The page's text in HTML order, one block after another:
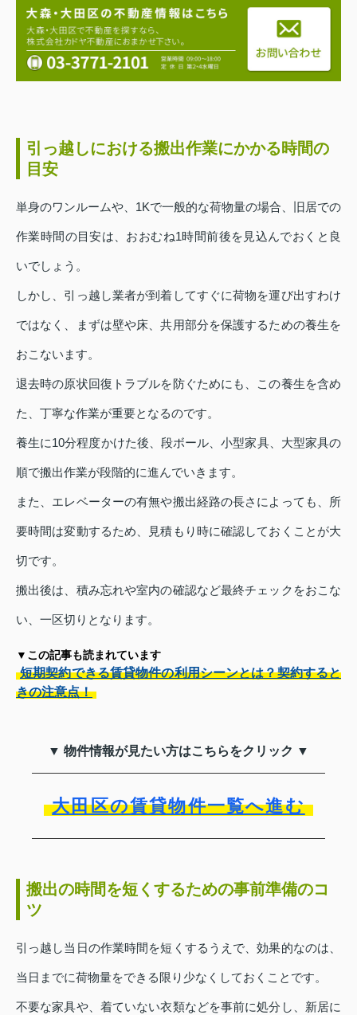
引っ越しにおける搬出作業にかかる時間の
目安
単身のワンルームや、1Kで一般的な荷物量の場合、旧居での
作業時間の目安は、おおむね1時間前後を見込んでおくと良
いでしょう。
しかし、引っ越し業者が到着してすぐに荷物を運び出すわけ
ではなく、まずは壁や床、共用部分を保護するための養生を
おこないます。
退去時の原状回復トラブルを防ぐためにも、この養生を含め
た、丁寧な作業が重要となるのです。
養生に10分程度かけた後、段ボール、小型家具、大型家具の
順で搬出作業が段階的に進んでいきます。
また、エレベーターの有無や搬出経路の長さによっても、所
要時間は変動するため、見積もり時に確認しておくことが大
切です。
搬出後は、積み忘れや室内の確認など最終チェックをおこな
い、一区切りとなります。
▼この記事も読まれています
短期契約できる賃貸物件の利用シーンとは？契約すると
きの注意点！
▼ 物件情報が見たい方はこちらをクリック ▼
大田区の賃貸物件一覧へ進む
搬出の時間を短くするための事前準備のコ
ツ
引っ越し当日の作業時間を短くするうえで、効果的なのは、
当日までに荷物量をできる限り少なくしておくことです。
不要な家具や、着ていない衣類などを事前に処分し、新居に